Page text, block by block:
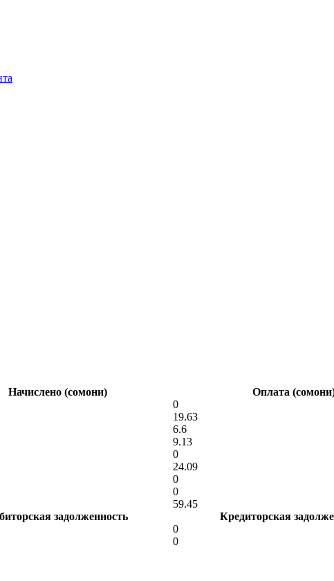
Начислено (сомони) Оплата
0
19.63
6.6
9.13
0
24.09
0
0
59.45
задолженность
Кредиторская
0
0